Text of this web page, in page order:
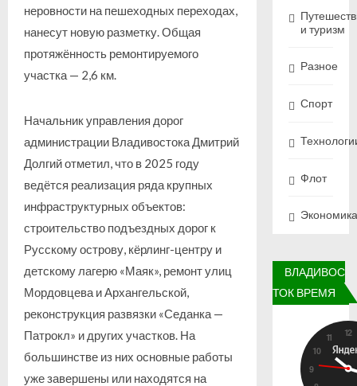
неровности на пешеходных переходах,
нанесут новую разметку. Общая
протяжённость ремонтируемого
участка — 2,6 км.
Начальник управления дорог
администрации Владивостока Дмитрий
Долгий отметил, что в 2025 году
ведётся реализация ряда крупных
инфраструктурных объектов:
строительство подъездных дорог к
Русскому острову, кёрлинг-центру и
детскому лагерю «Маяк», ремонт улиц
Мордовцева и Архангельской,
реконструкция развязки «Седанка —
Патрокл» и других участков. На
большинстве из них основные работы
уже завершены или находятся на
и туризм
Разное
Спорт
Флот
Экономика
ВЛАДИВОС
ТОК ВРЕМЯ